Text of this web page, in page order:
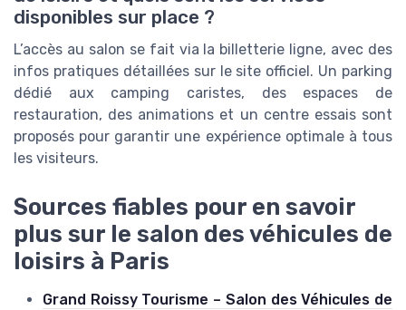
disponibles sur place ?
L’accès au salon se fait via la billetterie ligne, avec des
infos pratiques détaillées sur le site officiel. Un parking
dédié aux camping caristes, des espaces de
restauration, des animations et un centre essais sont
proposés pour garantir une expérience optimale à tous
les visiteurs.
Sources fiables pour en savoir
plus sur le salon des véhicules de
loisirs à Paris
Grand Roissy Tourisme – Salon des Véhicules de